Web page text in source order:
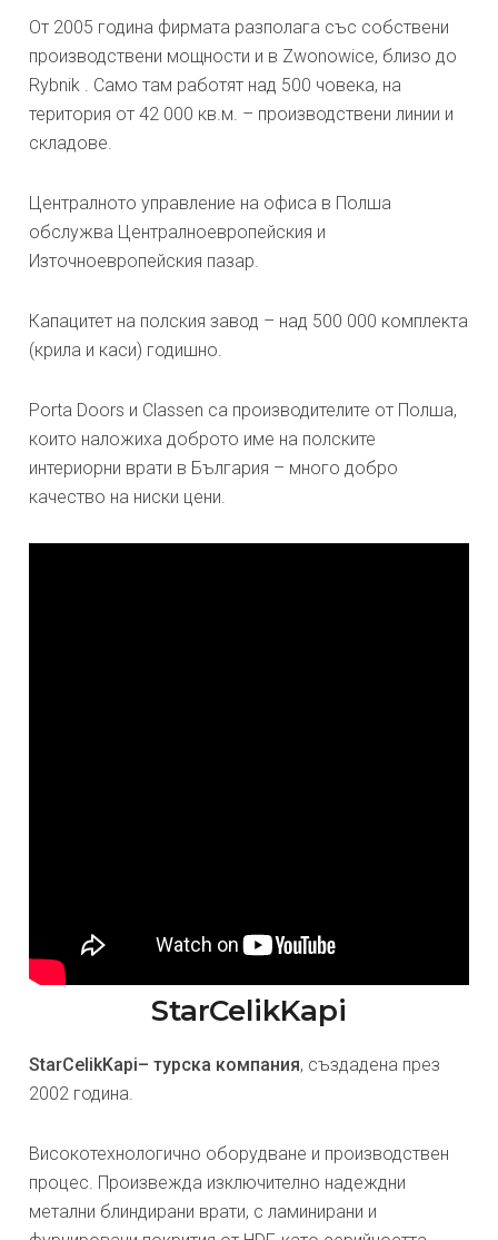
От 2005 година фирмата разполага със собствени
производствени мощности и в Zwonowice, близо до
Rybnik . Само там работят над 500 човека, на
територия от 42 000 кв.м. – производствени линии и
складове.
Централното управление на офиса в Полша
обслужва Централноевропейския и
Източноевропейския пазар.
Капацитет на полския завод – над 500 000 комплекта
(крила и каси) годишно.
Porta Doors и Classen са производителите от Полша,
които наложиха доброто име на полските
интериорни врати в България – много добро
качество на ниски цени.
StarCelikKapi
StarCelikKapi– турска компания, създадена през
2002 година.
Високотехнологично оборудване и производствен
процес. Произвежда изключително надеждни
метални блиндирани врати, с ламинирани и